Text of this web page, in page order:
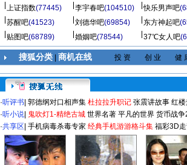
上证指数(77445) 李宇春吧(104510) 快乐男声吧
苏醒吧(41523) 刘德华吧(69854) 东方神起吧
贴图吧(68789) 婚姻吧(78544) 37℃女人吧
搜狐分类| 商机在线 投 资 创 业 健
·听评书 郭德纲对口相声集 杜拉拉升职记 张震讲故事 红
·听小说 鬼吹灯1-精绝古城 世界名著 平凡的世界 货币战争
·共享区 手机病毒杀毒专家 经典手机游游格斗集 福彩3D走